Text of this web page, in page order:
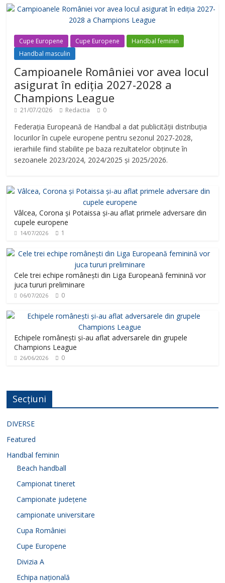
Cupe Europene Cupe Europene
Handbal feminin
Handbal masculin
Campioanele României vor avea locul
asigurat în ediția 2027-2028 a
Champions League
21/07/2026 Redactia 0
Federația Europeană de Handbal a dat publicității distribuția
locurilor în cupele europene pentru sezonul 2027-2028,
ierarhiile fiind stabilite pe baza rezultatelor obținute în
sezoanele 2023/2024, 2024/2025 și 2025/2026.
Vâlcea, Corona și Potaissa și-au aflat primele adversare din
cupele europene
14/07/2026 1
Cele trei echipe românești din Liga Europeană feminină vor
juca tururi preliminare
06/07/2026 0
Echipele românești și-au aflat adversarele din grupele
Champions League
26/06/2026 0
Secțiuni
DIVERSE
Featured
Handbal feminin
Beach handball
Campionat tineret
Campionate județene
campionate universitare
Cupa României
Cupe Europene
Divizia A
Echipa națională